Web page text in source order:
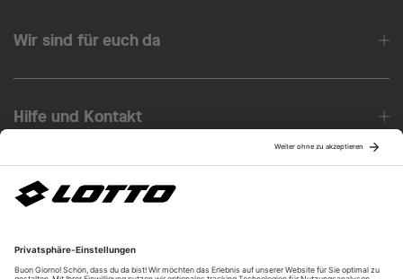
Wir sind für euch da
Hilfe und Kontakt
Über uns
Unsere Vorteile